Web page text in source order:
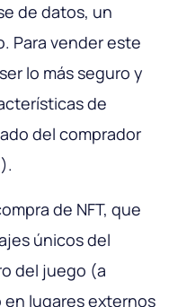
de datos, un
Para vender este
lo más seguro y
de
del comprador
de NFT, que
únicos del
del juego (a
lugares externos